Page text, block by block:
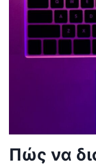
Πώς να